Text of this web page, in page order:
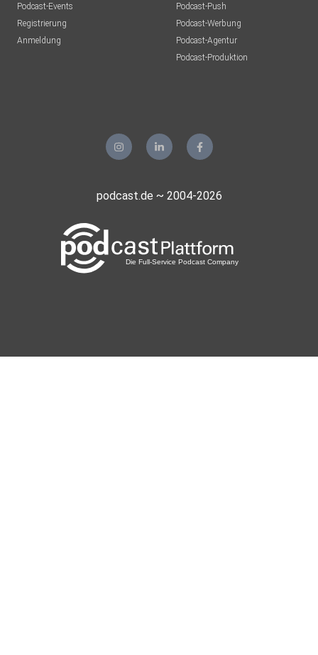
Podcast-Events
Registrierung
Anmeldung
Podcast-Push
Podcast-Werbung
Podcast-Agentur
Podcast-Produktion
podcast.de ~ 2004-2026